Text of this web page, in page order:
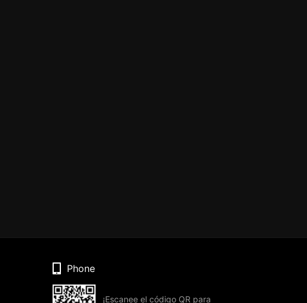
Phone
¡Escanee el código QR para